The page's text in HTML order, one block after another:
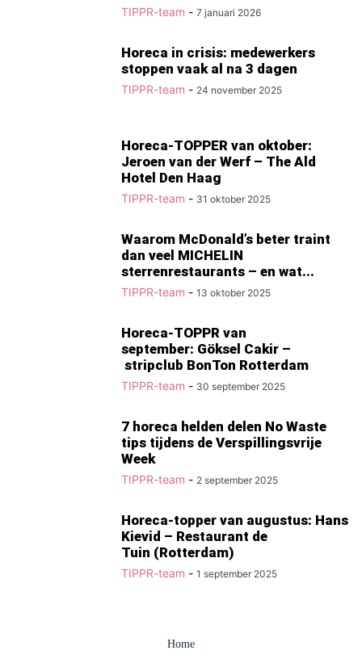
TIPPR-team - 7 januari 2026
Horeca in crisis: medewerkers
stoppen vaak al na 3 dagen
TIPPR-team - 24 november 2025
Horeca-TOPPER van oktober:
Jeroen van der Werf – The Ald
Hotel Den Haag
TIPPR-team - 31 oktober 2025
Waarom McDonald’s beter traint
dan veel MICHELIN
sterrenrestaurants – en wat...
TIPPR-team - 13 oktober 2025
Horeca-TOPPR van
september: Göksel Cakir –
stripclub BonTon Rotterdam
TIPPR-team - 30 september 2025
7 horeca helden delen No Waste
tips tijdens de Verspillingsvrije
Week
TIPPR-team - 2 september 2025
Horeca-topper van augustus: Hans
Kievid – Restaurant de
Tuin (Rotterdam)
TIPPR-team - 1 september 2025
Home